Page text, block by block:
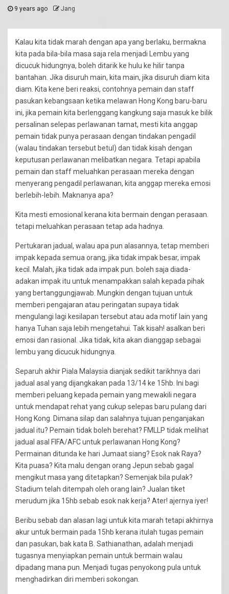
9 years ago Jang
Kalau kita tidak marah dengan apa yang berlaku, bermakna
kita pada bila-bila masa saja rela menjadi Lembu yang
dicucuk hidungnya, boleh ditarik ke hulu ke hilir tanpa
bantahan. Jika disuruh main, kita main, jika disuruh diam kita
diam. Kita kene beri reaksi, contohnya pemain dan staff
pasukan kebangsaan ketika melawan Hong Kong baru-baru
ini, jika pemain kita berlenggang kangkung saja masuk ke bilik
persalinan selepas perlawanan tamat, mesti kita anggap
pemain tidak punya perasaan dengan tindakan pengadil
(walau tindakan tersebut betul) dan tidak kisah dengan
keputusan perlawanan melibatkan negara. Tetapi apabila
pemain dan staff meluahkan perasaan mereka dengan
menyerang pengadil perlawanan, kita anggap mereka emosi
berlebih-lebih. Maknanya apa?
Kita mesti emosional kerana kita bermain dengan perasaan.
tetapi meluahkan perasaan tetap ada hadnya.
Pertukaran jadual, walau apa pun alasannya, tetap memberi
impak kepada semua orang, jika tidak impak besar, impak
kecil. Malah, jika tidak ada impak pun. boleh saja diada-
adakan impak itu untuk menampakkan salah kepada pihak
yang bertanggungjawab. Mungkin dengan tujuan untuk
memberi pengajaran atau peringatan supaya tidak
mengulangi lagi kesilapan tersebut atau ada motif lain yang
hanya Tuhan saja lebih mengetahui. Tak kisah! asalkan beri
emosi dan rasional. Jika tidak, kita akan dianggap sebagai
lembu yang dicucuk hidungnya.
Separuh akhir Piala Malaysia dianjak sedikit tarikhnya dari
jadual asal yang dijangkakan pada 13/14 ke 15hb. Ini bagi
memberi peluang kepada pemain yang mewakili negara
untuk mendapat rehat yang cukup selepas baru pulang dari
Hong Kong. Dimana silap dan salahnya tujuan penganjakan
jadual itu? Pemain tidak boleh berehat? FMLLP tidak melihat
jadual asal FIFA/AFC untuk perlawanan Hong Kong?
Permainan ditunda ke hari Jumaat siang? Esok nak Raya?
Kita puasa? Kita malu dengan orang Jepun sebab gagal
mengikut masa yang ditetapkan? Semenjak bila pulak?
Stadium telah ditempah oleh orang lain? Jualan tiket
merudum jika 15hb sebab esok nak kerja? Ater! ajernya iyer!
Beribu sebab dan alasan lagi untuk kita marah tetapi akhirnya
akur untuk bermain pada 15hb kerana itulah tugas pemain
dan pasukan, bak kata B. Sathianathan, adalah menjadi
tugasnya menyiapkan pemain untuk bermain walau
dipadang mana pun. Menjadi tugas penyokong pula untuk
menghadirkan diri memberi sokongan.